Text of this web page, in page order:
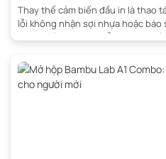
Thay thế cảm biến đầu in là thao
lỗi không nhận sợi nhựa hoặc
không xử lý kịp thời, lỗi này có thể